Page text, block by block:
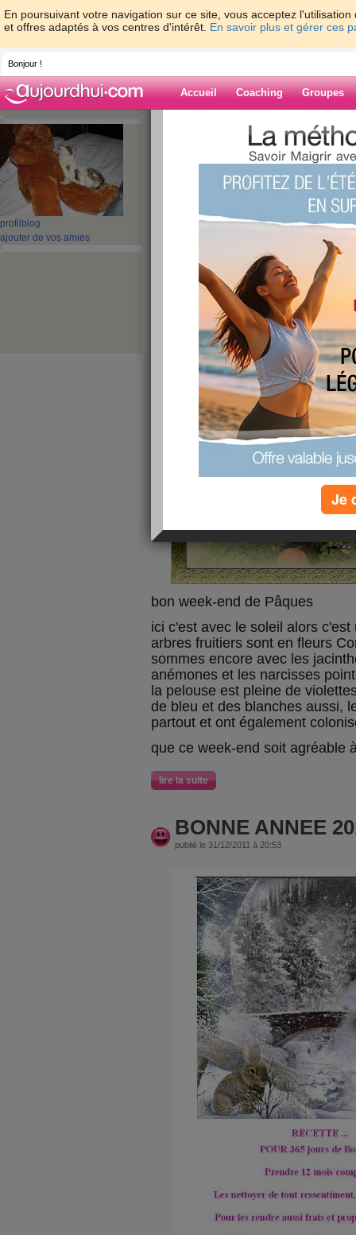
En poursuivant votre navigation sur ce site, vous acceptez
et offres adaptés à vos centres d'intérêt. En savoir plus et gérer ces
Bonjour !
Accueil Coaching Groupes
profil blog
ajouter de vos amies
> mamie_arlette
Blog de
‹ Préc. 1 2 3 4 5
joyeuse Pâques
publié le 08/04/2012 à 18:33
bon week-end de Pâques
ici c'est avec le soleil alors
arbres fruitiers sont en fleurs
sommes encore avec les
anémones et les narcisses
la pelouse est pleine de
de bleu et des blanches aussi,
partout et ont également
que ce week-end soit agréable
lire la suite
BONNE ANNEE
publié le 31/12/2011 à 20:53
Je